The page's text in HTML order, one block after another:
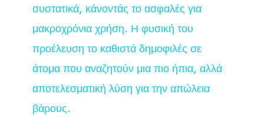
συστατικά, κάνοντάς το ασφαλές για
μακροχρόνια χρήση. Η φυσική του
προέλευση το καθιστά δημοφιλές σε
άτομα που αναζητούν μια πιο ήπια, αλλά
αποτελεσματική λύση για την απώλεια
βάρους.